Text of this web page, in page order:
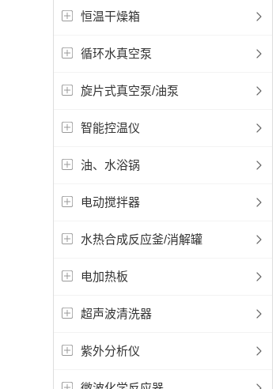
恒温干燥箱
循环水真空泵
旋片式真空泵/油泵
智能控温仪
油、水浴锅
电动搅拌器
水热合成反应釜/消解罐
电加热板
超声波清洗器
紫外分析仪